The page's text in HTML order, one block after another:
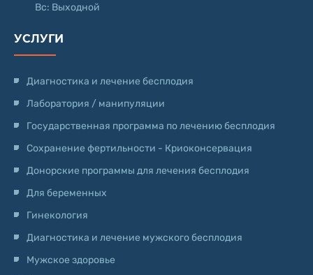
Вс: Выходной
УСЛУГИ
Диагностика и лечение бесплодия
Лаборатория / манипуляции
Государственная программа по лечению бесплодия
Сохранение фертильности - Криоконсервация
Донорские программы для лечения бесплодия
Для беременных
Гинекология
Диагностика и лечение мужского бесплодия
Мужское здоровье